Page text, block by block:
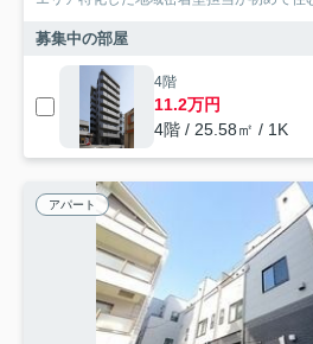
募集中の部屋
4階
11.2万円
4階 / 25.58㎡ / 1K
アパート